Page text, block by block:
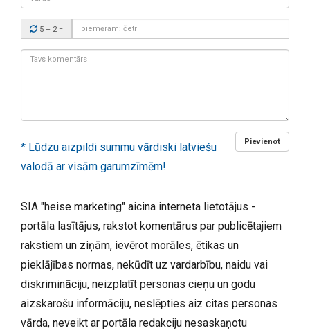
Drošības
kods:
5 + 2=
Tavs
Pievienot
* Lūdzu aizpildi summu vārdiski latviešu
valodā ar visām garumzīmēm!
SIA "heise marketing" aicina interneta lietotājus -
portāla lasītājus, rakstot komentārus par publicētajiem
rakstiem un ziņām, ievērot morāles, ētikas un
pieklājības normas, nekūdīt uz vardarbību, naidu vai
diskrimināciju, neizplatīt personas cieņu un godu
aizskarošu informāciju, neslēpties aiz citas personas
vārda, neveikt ar portāla redakciju nesaskaņotu